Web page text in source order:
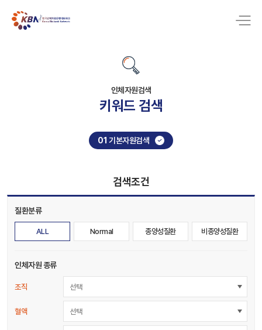
인체자원검색
키워드 검색
01 기본자원검색
검색조건
질환분류
ALL Normal 종양성질환 비종양성질환
인체자원 종류
조직 선택
혈액 선택